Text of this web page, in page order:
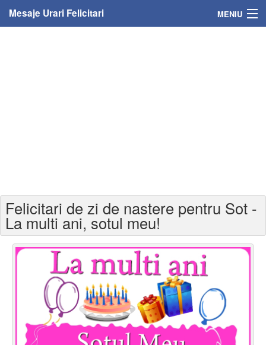
Mesaje Urari Felicitari MENIU
Felicitari varsta
Felicitari zilele anului
Felicitari zile saptamana
Felicitari muzicale
Felicitari muzicale personalizate
Felicitari de zi de nastere pentru Sot -
La multi ani, sotul meu!